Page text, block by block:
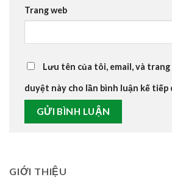
Trang web
Lưu tên của tôi, email, và
duyệt này cho lần bình luận kế tiếp
GIỚI THIỆU